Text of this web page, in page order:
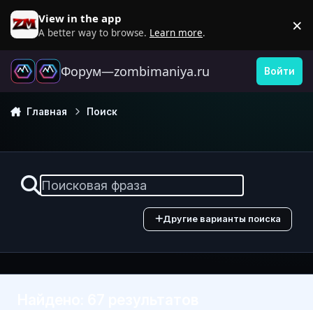
Перейти к содержанию
View in the app
A better way to browse. Learn more. ×
Форум—zombimaniya.ru Войти
Главная Поиск
Другие варианты поиска